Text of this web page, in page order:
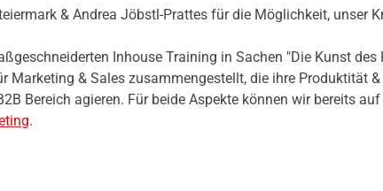
& Andrea Jöbstl-Prattes für die Möglichkeit, unser
Inhouse Training in Sachen "Die Kunst
Marketing & Sales zusammengestellt, die ihre Produktität
Bereich agieren. Für beide Aspekte können wir bereits
.